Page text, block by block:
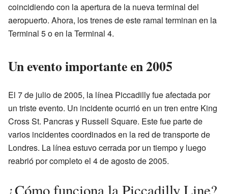
coincidiendo con la apertura de la nueva terminal del
aeropuerto. Ahora, los trenes de este ramal terminan en la
Terminal 5 o en la Terminal 4.
Un evento importante en 2005
El 7 de julio de 2005, la línea Piccadilly fue afectada por
un triste evento. Un incidente ocurrió en un tren entre King
Cross St. Pancras y Russell Square. Este fue parte de
varios incidentes coordinados en la red de transporte de
Londres. La línea estuvo cerrada por un tiempo y luego
reabrió por completo el 4 de agosto de 2005.
¿Cómo funciona la Piccadilly Line?